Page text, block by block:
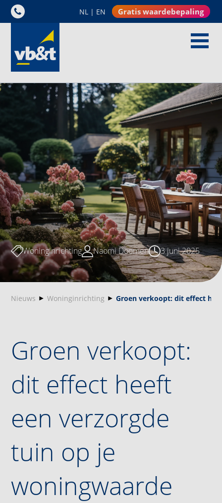
NL | EN Gratis waardebepaling
Woninginrichting Naomi Doomen 3 juni 2025
Nieuws Woninginrichting Groen verkoopt: dit effect
Groen verkoopt:
dit effect heeft
een verzorgde
tuin op je
woningwaarde